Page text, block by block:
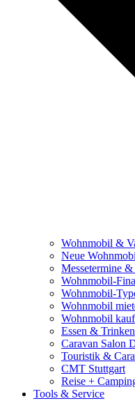
Wohnmobil &
Neue
Messetermine
Wohnmobil-
Wohnmobil-
Wohnmobil
Wohnmobil
Essen & Trinken
Caravan Salon
Touristik &
CMT Stuttgart
Reise +
Tools & Service